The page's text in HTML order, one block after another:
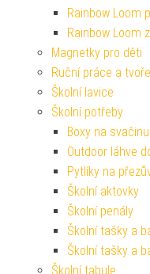
Rainbow Loom
Rainbow Loom
Magnetky pro děti
Ruční práce a
Školní lavice
Školní potřeby
Boxy na svačinu
Outdoor láhve
Pytlíky na
Školní aktovky
Školní penály
Školní tašky a
Školní tašky a
Školní tabule